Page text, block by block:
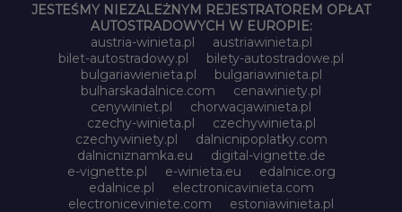
JESTEŚMY NIEZALEŻNYM REJESTRATOREM OPŁAT
AUTOSTRADOWYCH W EUROPIE:
austria-winieta.pl
austriawinieta.pl
bilet-autostradowy.pl
bilety-autostradowe.pl
bulgariawienieta.pl
bulgariawinieta.pl
bulharskadalnice.com
cenawiniety.pl
cenywiniet.pl
chorwacjawinieta.pl
czechy-winieta.pl
czechywinieta.pl
czechywiniety.pl
dalnicnipoplatky.com
dalnicniznamka.eu
digital-vignette.de
e-vignette.pl
e-winieta.eu
edalnice.org
edalnice.pl
electronicavinieta.com
electroniceviniete.com
estoniawinieta.pl